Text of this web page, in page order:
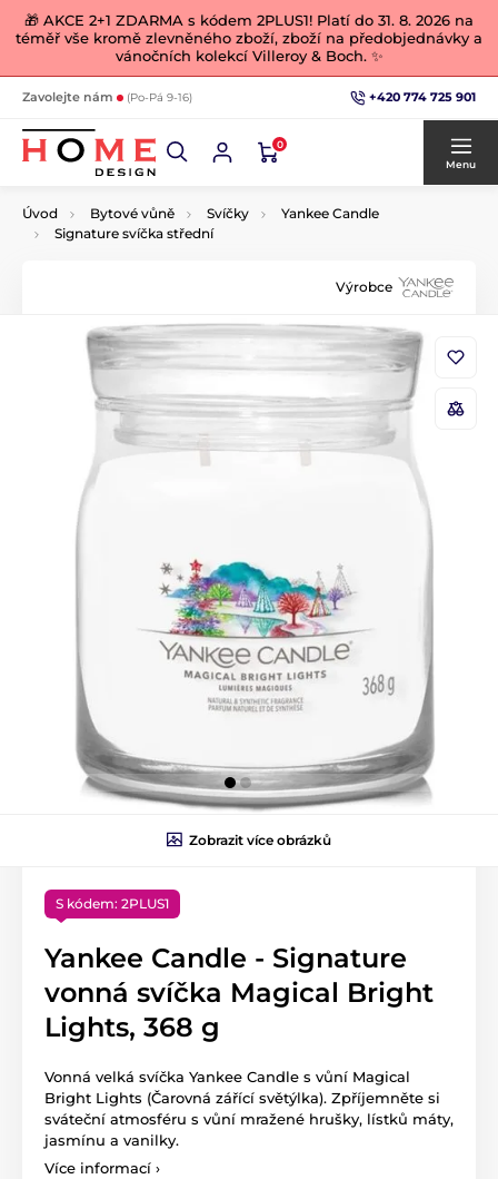
🎁 AKCE 2+1 ZDARMA s kódem 2PLUS1! Platí do 31. 8. 2026 na
téměř vše kromě zlevněného zboží, zboží na předobjednávky a
vánočních kolekcí Villeroy & Boch. ✨
Zavolejte nám (Po-Pá 9-16) +420 774 725 901
0
Menu
Úvod Bytové vůně Svíčky
Yankee Candle
Signature svíčka střední
Výrobce
Zobrazit více obrázků
S kódem: 2PLUS1
Yankee Candle - Signature
vonná svíčka Magical Bright
Lights, 368 g
Vonná velká svíčka Yankee Candle s vůní Magical
Bright Lights (Čarovná zářící světýlka). Zpříjemněte si
sváteční atmosféru s vůní mražené hrušky, lístků máty,
jasmínu a vanilky.
Více informací ›